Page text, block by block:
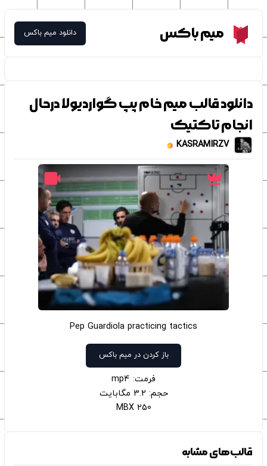
Meme Boxمیم باکس دانلود میم باکس
دانلود قالب میم خام پپ گواردیولا درحال
انجام تاکتیک
KASRAMIRZV
Pep Guardiola practicing tactics
باز کردن در میم باکس
فرمت: mp4
حجم: 3.2 مگابایت
250 MBX
قالب‌های مشابه